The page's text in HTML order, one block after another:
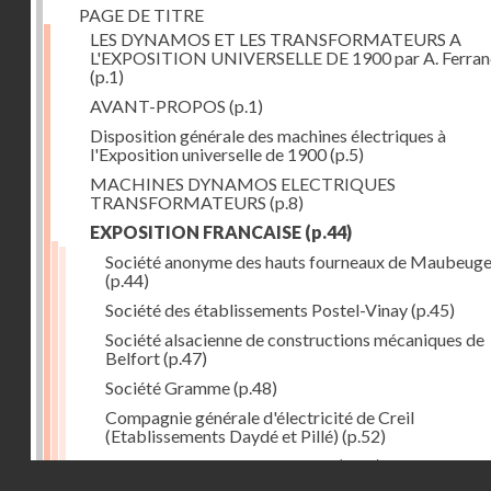
PAGE DE TITRE
LES DYNAMOS ET LES TRANSFORMATEURS A
L'EXPOSITION UNIVERSELLE DE 1900 par A.
(p.1)
AVANT-PROPOS (p.1)
Disposition générale des machines électriques à
l'Exposition universelle de 1900(p.5)
MACHINES DYNAMOS ELECTRIQUES
TRANSFORMATEURS (p.8)
EXPOSITION FRANCAISE (p.44)
Société anonyme des hauts fourneaux de Maubeuge
(p.44)
Société des établissements Postel-Vinay(p.45)
Société alsacienne de constructions mécaniques de
Belfort(p.47)
Société Gramme(p.48)
Compagnie générale d'électricité de Creil
(Etablissements Daydé et Pillé) (p.52)
Compagnie générale de Nancy(p.52)